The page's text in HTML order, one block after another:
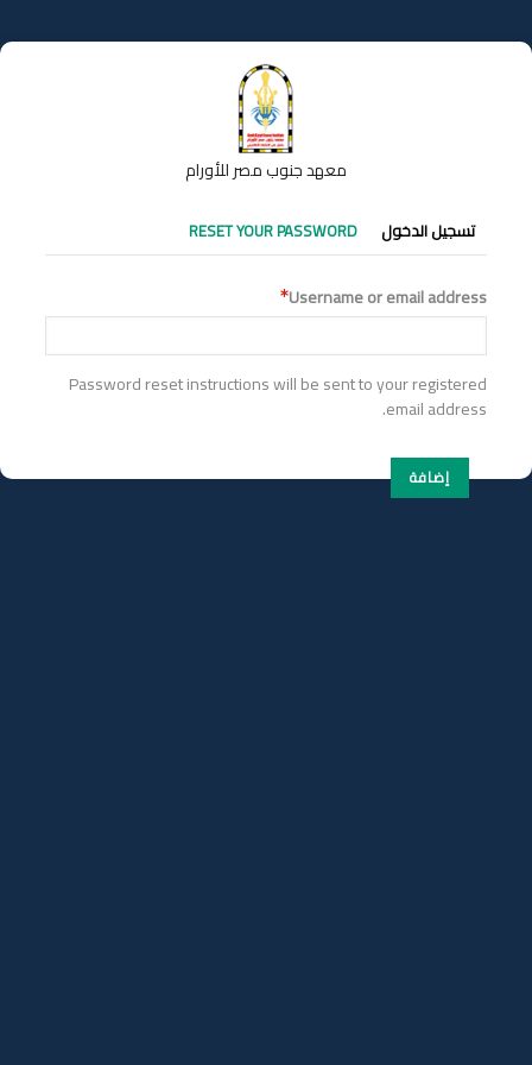
إلى
المحتوى
معهد جنوب مصر للأورام
التبويبات
الأساسية
تسجيل الدخول RESET YOUR PASSWORD
Username or email address
Password reset instructions will be sent to your registered
email address.